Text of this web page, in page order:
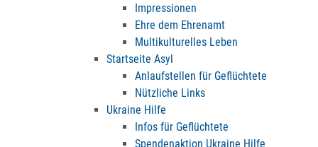
Impressionen
Ehre dem Ehrenamt
Multikulturelles Leben
Startseite Asyl
Anlaufstellen für Geflüchtete
Nützliche Links
Ukraine Hilfe
Infos für Geflüchtete
Spendenaktion Ukraine Hilfe